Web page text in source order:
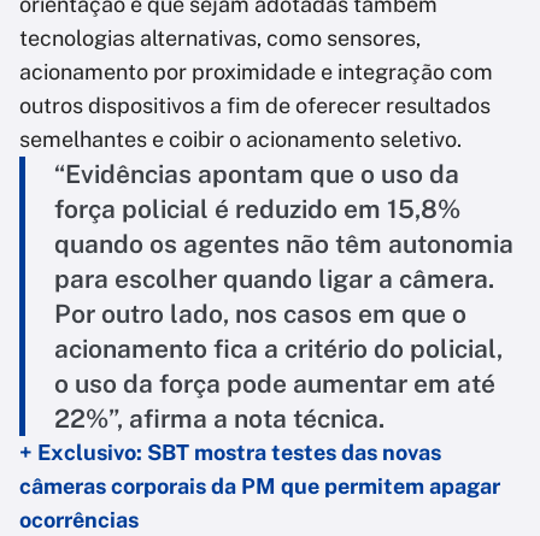
tecnologias alternativas, como sensores,
acionamento por proximidade e integração com
outros dispositivos a fim de oferecer resultados
semelhantes e coibir o acionamento seletivo.
“Evidências apontam que o uso da
força policial é reduzido em 15,8%
quando os agentes não têm autonomia
para escolher quando ligar a câmera.
Por outro lado, nos casos em que o
acionamento fica a critério do policial,
o uso da força pode aumentar em até
22%”, afirma a nota técnica.
+ Exclusivo: SBT mostra testes das novas
câmeras corporais da PM que permitem apagar
ocorrências